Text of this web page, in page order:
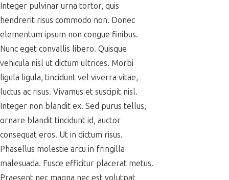
Integer pulvinar urna tortor, quis
hendrerit risus commodo non. Donec
elementum ipsum non congue finibus.
Nunc eget convallis libero. Quisque
vehicula nisl ut dictum ultrices. Morbi
ligula ligula, tincidunt vel viverra vitae,
luctus ac risus. Vivamus et suscipit nisl.
Integer non blandit ex. Sed purus tellus,
ornare blandit tincidunt id, auctor
consequat eros. Ut in dictum risus.
Phasellus molestie arcu in fringilla
malesuada. Fusce efficitur placerat metus.
Praesent nec magna nec est volutpat